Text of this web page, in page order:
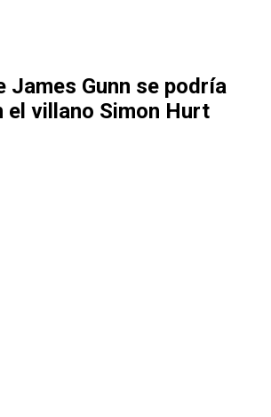
James Gunn se podría
el villano Simon Hurt